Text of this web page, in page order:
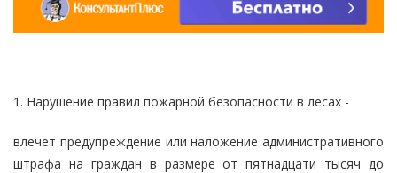
1. Нарушение правил пожарной безопасности в лесах -
влечет предупреждение или наложение административного
штрафа на граждан в размере от пятнадцати тысяч до